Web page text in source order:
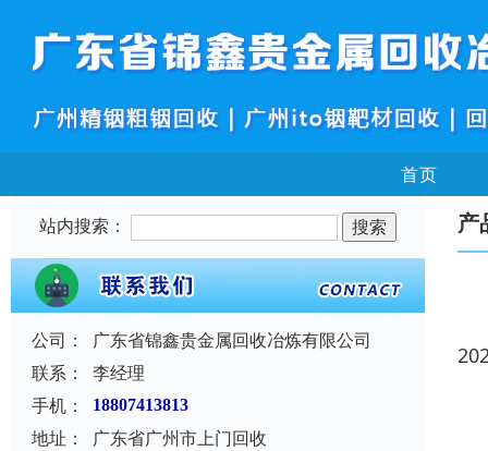
首页
站内搜索：
公司：
广东省锦鑫贵金属回收冶炼有限公司
联系：
李经理
手机：
18807413813
地址：
广东省广州市上门回收
产